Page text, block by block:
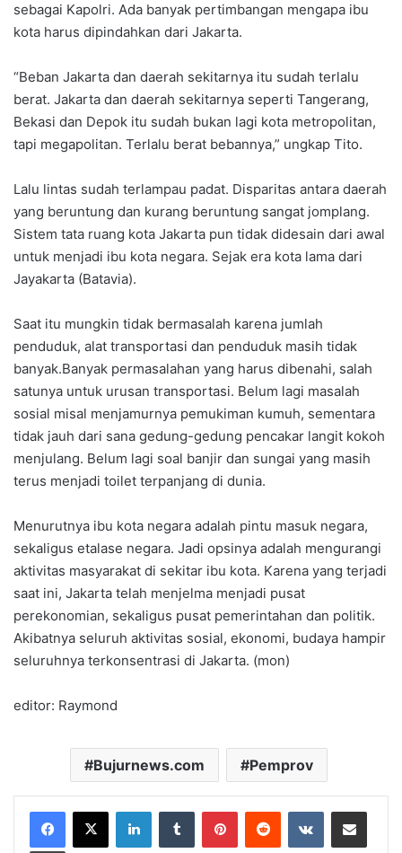
sebagai Kapolri. Ada banyak pertimbangan mengapa ibu
kota harus dipindahkan dari Jakarta.
“Beban Jakarta dan daerah sekitarnya itu sudah terlalu
berat. Jakarta dan daerah sekitarnya seperti Tangerang,
Bekasi dan Depok itu sudah bukan lagi kota metropolitan,
tapi megapolitan. Terlalu berat bebannya,” ungkap Tito.
Lalu lintas sudah terlampau padat. Disparitas antara daerah
yang beruntung dan kurang beruntung sangat jomplang.
Sistem tata ruang kota Jakarta pun tidak didesain dari awal
untuk menjadi ibu kota negara. Sejak era kota lama dari
Jayakarta (Batavia).
Saat itu mungkin tidak bermasalah karena jumlah
penduduk, alat transportasi dan penduduk masih tidak
banyak.Banyak permasalahan yang harus dibenahi, salah
satunya untuk urusan transportasi. Belum lagi masalah
sosial misal menjamurnya pemukiman kumuh, sementara
tidak jauh dari sana gedung-gedung pencakar langit kokoh
menjulang. Belum lagi soal banjir dan sungai yang masih
terus menjadi toilet terpanjang di dunia.
Menurutnya ibu kota negara adalah pintu masuk negara,
sekaligus etalase negara. Jadi opsinya adalah mengurangi
aktivitas masyarakat di sekitar ibu kota. Karena yang terjadi
saat ini, Jakarta telah menjelma menjadi pusat
perekonomian, sekaligus pusat pemerintahan dan politik.
Akibatnya seluruh aktivitas sosial, ekonomi, budaya hampir
seluruhnya terkonsentrasi di Jakarta. (mon)
editor: Raymond
Bujurnews.com Pemprov
LinkedInTumblr PinterestReddit VKontakteShare via Email
Print